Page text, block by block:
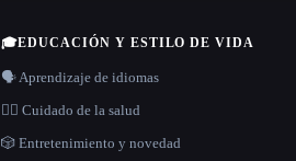
🎓EDUCACIÓN Y ESTILO DE VIDA
🗣️ Aprendizaje de idiomas
👩‍⚕️ Cuidado de la salud
🎲 Entretenimiento y novedad